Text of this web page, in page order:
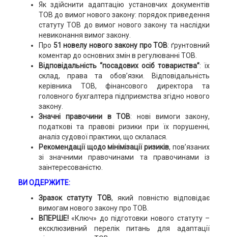
Як здійснити адаптацію установчих документів
ТОВ до вимог нового закону: порядок приведення
статуту ТОВ до вимог нового закону та наслідки
невиконання вимог закону.
Про 51 новелу нового закону про ТОВ: ґрунтовний
коментар до основних змін в регулюванні ТОВ.
Відповідальність “посадових осіб товариства”: їх
склад, права та обов’язки. Відповідальність
керівника ТОВ, фінансового директора та
головного бухгалтера підприємства згідно нового
закону.
Значні правочини в ТОВ: нові вимоги закону,
податкові та правові ризики при їх порушенні,
аналіз судової практики, що склалася.
Рекомендації щодо мінімізації ризиків, пов’язаних
зі значними правочинами та правочинами із
заінтересованістю.
ВИ ОДЕРЖИТЕ:
Зразок статуту ТОВ, який повністю відповідає
вимогам нового закону про ТОВ.
ВПЕРШЕ!«Ключ» до підготовки нового статуту –
ексклюзивний перелік питань для адаптації